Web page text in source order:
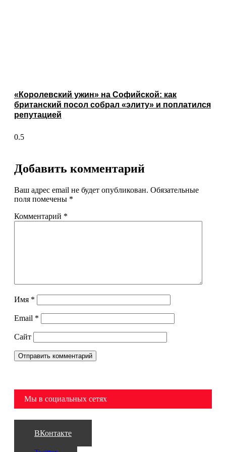
«Королевский ужин» на Софийской: как
британский посол собрал «элиту» и поплатился
репутацией
Добавить комментарий
Ваш адрес email не будет опубликован. Обязательные
поля помечены *
Комментарий *
Имя *
Email *
Сайт
Мы в социальных сетях
ВКонтакте